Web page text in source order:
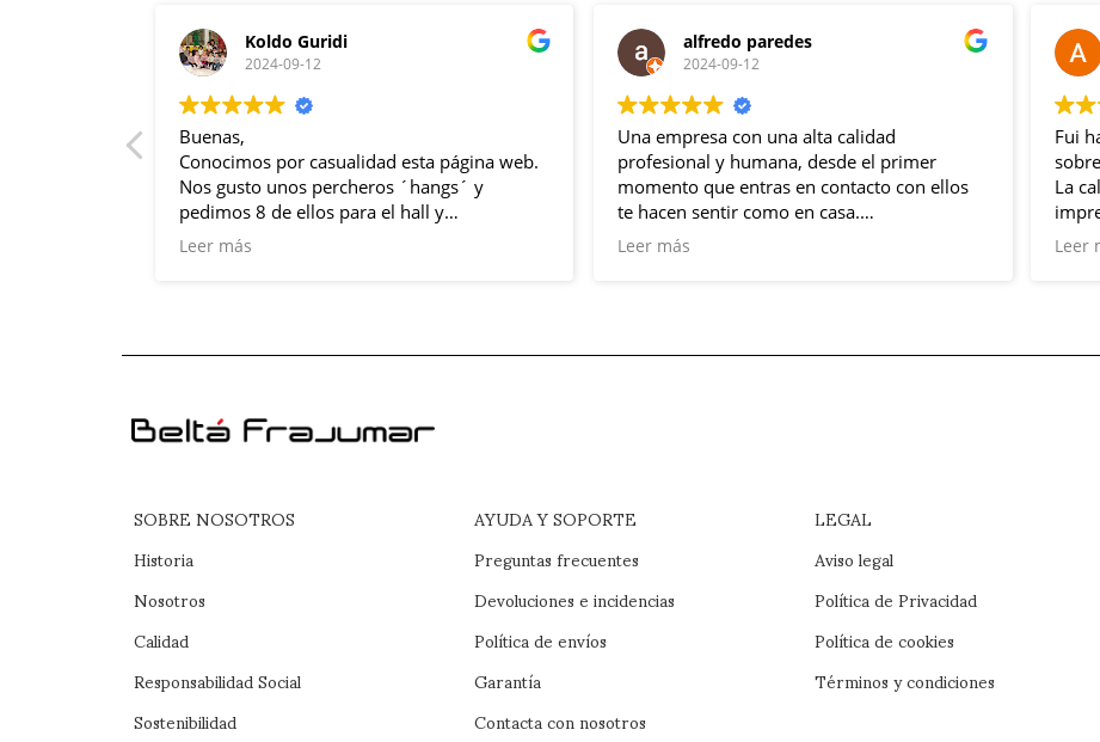
Koldo Guridi
2024-09-12
Buenas,
Conocimos por casualidad esta página web.
Nos gusto unos percheros ´hangs´ y
pedimos 8 de ellos para el hall y
dormitorios. Fue un acierto. Estamos
siguientes compras. Muy agradecidos.
Leer más
alfredo paredes
2024-09-12
Una empresa con una alta calidad
profesional y humana, desde el primer
momento que entras en contacto con ellos
te hacen sentir como en casa.
Leer más
Fui
La
que
Leer
SOBRE NOSOTROS
Historia
Nosotros
Calidad
Responsabilidad Social
Sostenibilidad
AYUDA Y SOPORTE
Preguntas frecuentes
Devoluciones e incidencias
Política de envíos
Garantía
Contacta con nosotros
LEGAL
Aviso legal
Política de Privacidad
Política de cookies
Términos y condiciones